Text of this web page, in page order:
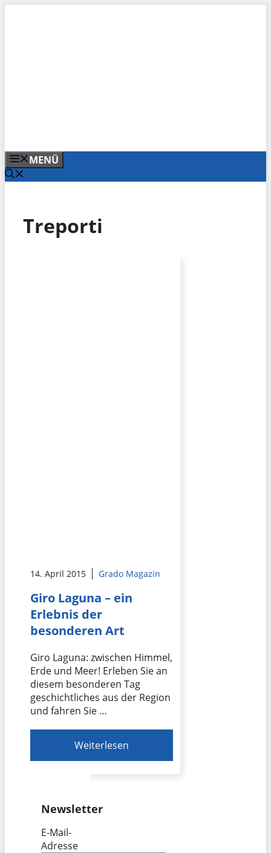
MENÜ
Treporti
14. April 2015 Grado Magazin
Giro Laguna – ein
Erlebnis der
besonderen Art
Giro Laguna: zwischen Himmel,
Erde und Meer! Erleben Sie an
diesem besonderen Tag
geschichtliches aus der Region
und fahren Sie …
Weiterlesen
Newsletter
E-Mail-
Adresse